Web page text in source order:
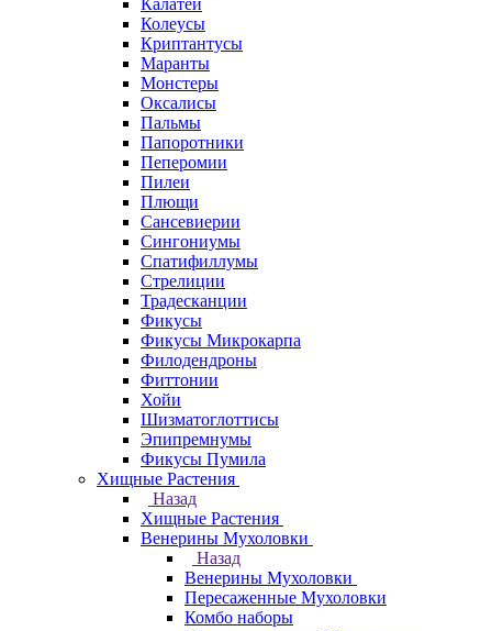
Калатеи
Колеусы
Криптантусы
Маранты
Монстеры
Оксалисы
Пальмы
Папоротники
Пеперомии
Пилеи
Плющи
Сансевиерии
Сингониумы
Спатифиллумы
Стрелиции
Традесканции
Фикусы
Фикусы Микрокарпа
Филодендроны
Фиттонии
Хойи
Шизматоглоттисы
Эпипремнумы
Фикусы Пумила
Хищные Растения
Назад
Хищные Растения
Венерины Мухоловки
Назад
Венерины Мухоловки
Пересаженные Мухоловки
Комбо наборы